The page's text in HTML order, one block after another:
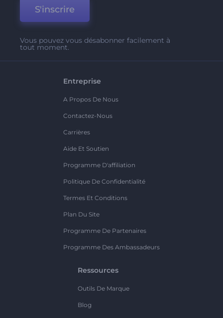
S'inscrire
Vous pouvez vous désabonner facilement à
tout moment.
Entreprise
A Propos De Nous
Contactez-Nous
Carrières
Aide Et Soutien
Programme D'affiliation
Politique De Confidentialité
Termes Et Conditions
Plan Du Site
Programme De Partenaires
Programme Des Ambassadeurs
Ressources
Outils De Marque
Blog